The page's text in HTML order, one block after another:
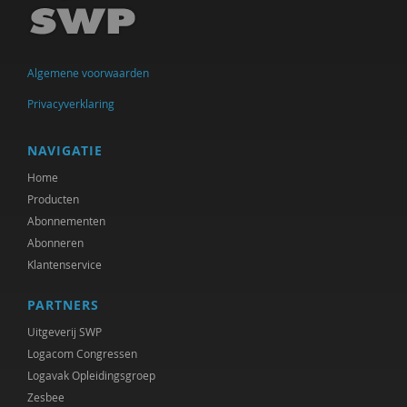
Peter Derkx
Pieter van Dijk
Olivier van Donk
Martin Drenthen
Ireen Dubel
Moha Ennaji
Hilde Ham
Gerdi Houterman
Pieter Ippel
Gaby Jacobs
Algemene voorwaarden
Privacyverklaring
NAVIGATIE
Home
Producten
Abonnementen
Abonneren
Klantenservice
PARTNERS
Uitgeverij SWP
Logacom Congressen
Logavak Opleidingsgroep
Zesbee